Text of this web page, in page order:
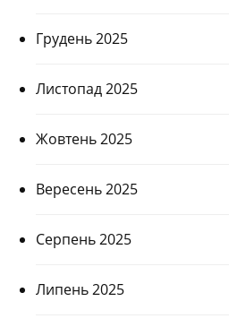
Грудень 2025
Листопад 2025
Жовтень 2025
Вересень 2025
Серпень 2025
Липень 2025